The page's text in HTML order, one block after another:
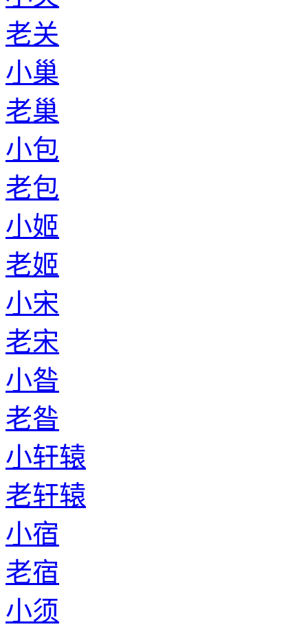
老关
小巢
老巢
小包
老包
小姬
老姬
小宋
老宋
小昝
老昝
小轩辕
老轩辕
小宿
老宿
小须